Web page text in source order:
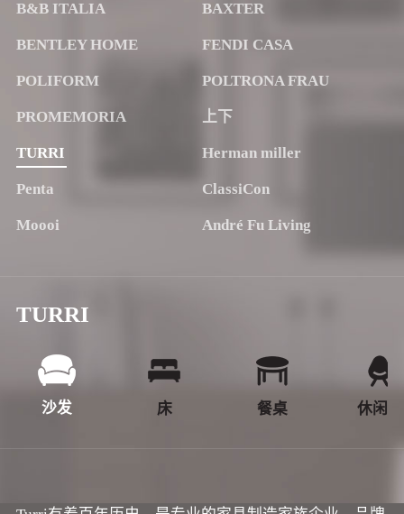
B&B ITALIA BAXTER
BENTLEY HOME FENDI CASA
POLIFORM POLTRONA FRAU
PROMEMORIA 上下
TURRI Herman miller
Penta ClassiCon
Moooi André Fu Living
TURRI
沙发 床 餐桌 休闲椅